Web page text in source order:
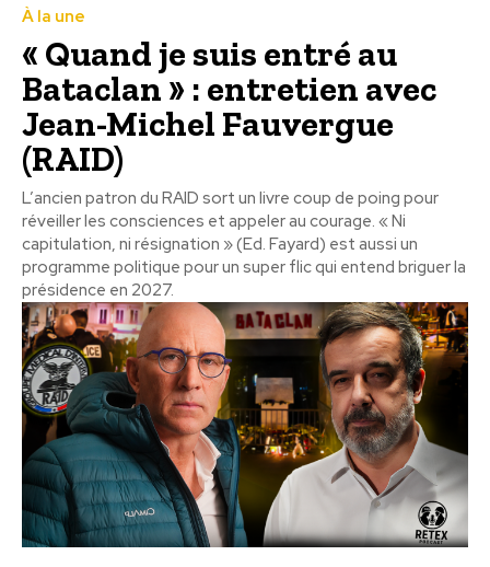
À la une
« Quand je suis entré au
Bataclan » : entretien avec
Jean-Michel Fauvergue
(RAID)
L’ancien patron du RAID sort un livre coup de poing pour
réveiller les consciences et appeler au courage. « Ni
capitulation, ni résignation » (Ed. Fayard) est aussi un
programme politique pour un super flic qui entend briguer la
présidence en 2027.